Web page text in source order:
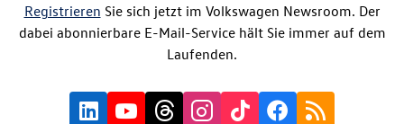
Registrieren Sie sich jetzt im Volkswagen Newsroom. Der
dabei abonnierbare E-Mail-Service hält Sie immer auf dem
Laufenden.